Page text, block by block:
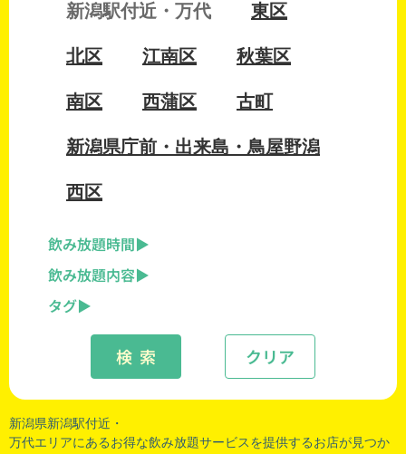
新潟駅付近・万代 東区
北区 江南区 秋葉区
南区 西蒲区 古町
新潟県庁前・出来島・鳥屋野潟
西区
飲み放題時間
飲み放題内容
タグ
クリア
検 索
新潟県新潟駅付近・
万代エリアにあるお得な飲み放題サービスを提供するお店が見つか